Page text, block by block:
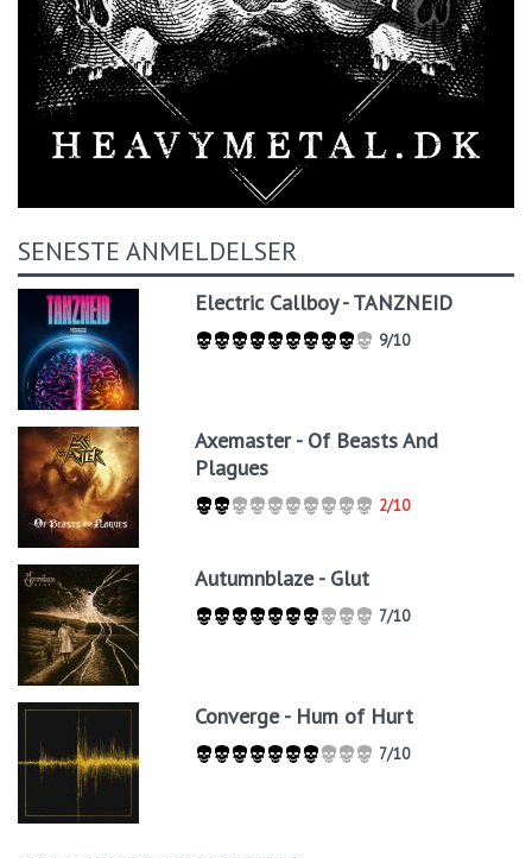
SENESTE ANMELDELSER
Electric Callboy - TANZNEID
9/10
Axemaster - Of Beasts And
Plagues
2/10
Autumnblaze - Glut
7/10
Converge - Hum of Hurt
7/10